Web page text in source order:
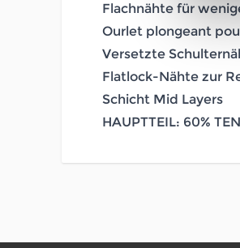
Flachnähte für
Ourlet plongeant
Versetzte
Flatlock-Nähte zur
Schicht Mid Layers
HAUPTTEIL: 60%